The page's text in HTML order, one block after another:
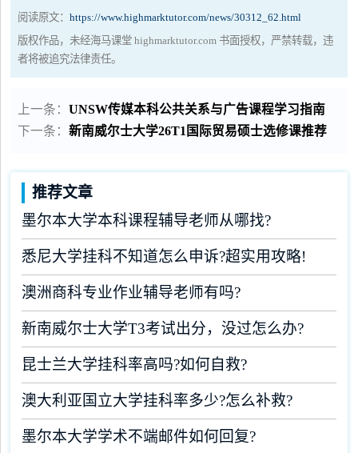
阅读原文：https://www.highmarktutor.com/news/30312_62.html
版权作品，未经海马课堂 highmarktutor.com 书面授权，严禁转载，违
者将被追究法律责任。
上一条：UNSW传媒本科公共关系与广告课程学习指南
下一条：新南威尔士大学26T1国际贸易硕士选修课推荐
推荐文章
墨尔本大学本科课程辅导老师从哪找?
悉尼大学挂科不知道怎么申诉?超实用攻略!
澳洲商科专业作业辅导老师有吗?
新南威尔士大学T3考试出分，没过怎么办?
昆士兰大学挂科率高吗?如何自救?
澳大利亚国立大学挂科率多少?怎么补救?
墨尔本大学学术不端邮件如何回复?